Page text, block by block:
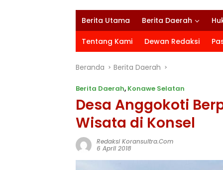
Berita Utama Berita Daerah
Tentang Kami Dewan Redaksi
Beranda Berita Daerah
Berita Daerah, Konawe Selatan
Desa Anggokoti
Wisata di Konsel
Redaksi Koransultra.com
6 April 2018